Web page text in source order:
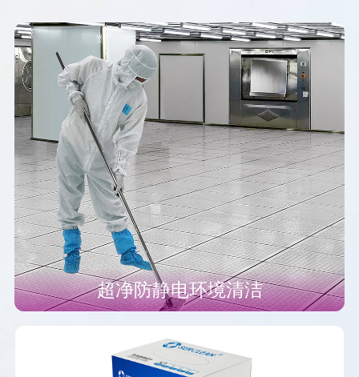
超净防静电环境清洁